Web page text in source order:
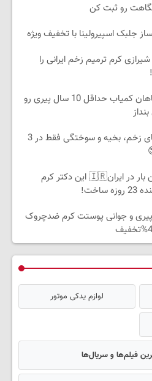
رو ثبت کن
جلبک اسپیرولینا با تخفیف ویژه
کرم ترمیم زخم ایرانی را
با این گیاهان کمیاب حداقل 10 سال پیری رو
ترمیم جای زخم، بخیه و سوختگی فقط در 3
برای اولین بار در ایران🇮🇷 این دکتر کرم
ساخت!
و جوانی پوستت کرم ضدچروک
لوازم یدکی موتور
فیلم‌ها و سریال‌ها